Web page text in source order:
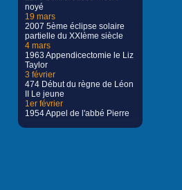
noyé
19 mars
2007 5ème éclipse solaire
partielle du XXIème siècle
4 mars
1963 Appendicectomie le Liz
Taylor
3 février
474 Début du règne de Léon
II Le jeune
1er février
1954 Appel de l'abbé Pierre